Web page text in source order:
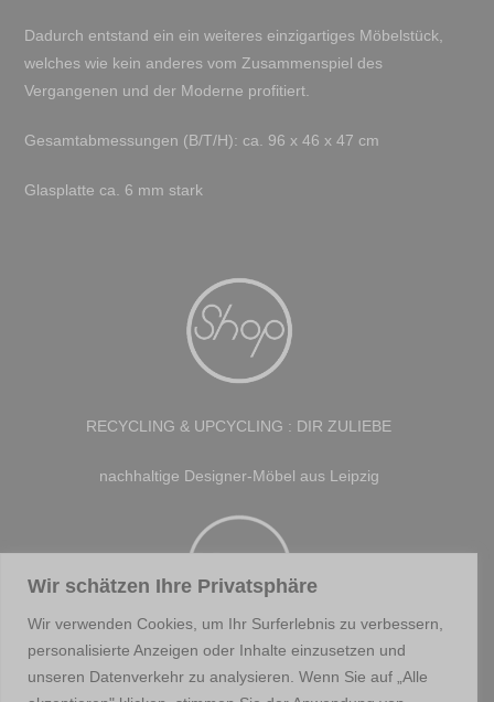
Wir schätzen Ihre Privatsphäre
Wir verwenden Cookies, um Ihr Surferlebnis zu verbessern,
personalisierte Anzeigen oder Inhalte einzusetzen und
unseren Datenverkehr zu analysieren. Wenn Sie auf „Alle
Dadurch entstand ein ein weiteres einzigartiges Möbelstück,
welches wie kein anderes vom Zusammenspiel des
Vergangenen und der Moderne profitiert.
Gesamtabmessungen (B/T/H): ca. 96 x 46 x 47 cm
Glasplatte ca. 6 mm stark
RECYCLING & UPCYCLING : DIR ZULIEBE
nachhaltige Designer-Möbel aus Leipzig
Hier findest Du weitere Tische.